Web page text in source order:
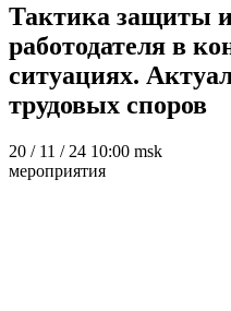
Тактика защиты
работодателя в
ситуациях.
трудовых споров
20 / 11 / 24 10:00 msk
мероприятия